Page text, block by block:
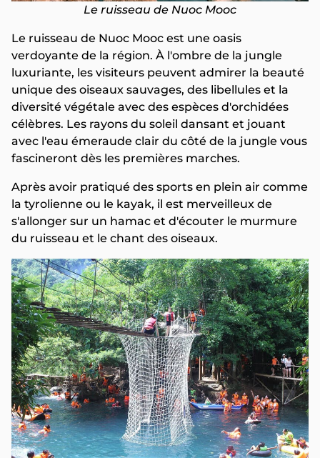
Le ruisseau de Nuoc Mooc
Le ruisseau de Nuoc Mooc est une oasis
verdoyante de la région. À l'ombre de la jungle
luxuriante, les visiteurs peuvent admirer la beauté
unique des oiseaux sauvages, des libellules et la
diversité végétale avec des espèces d'orchidées
célèbres. Les rayons du soleil dansant et jouant
avec l'eau émeraude clair du côté de la jungle vous
fascineront dès les premières marches.
Après avoir pratiqué des sports en plein air comme
la tyrolienne ou le kayak, il est merveilleux de
s'allonger sur un hamac et d'écouter le murmure
du ruisseau et le chant des oiseaux.